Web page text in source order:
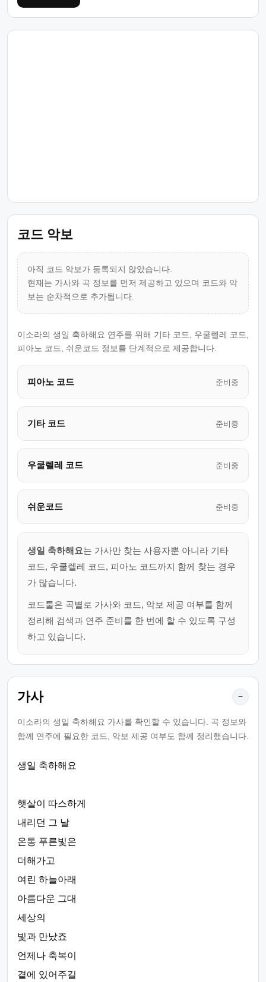
코드 악보
아직 코드 악보가 등록되지 않았습니다.
현재는 가사와 곡 정보를 먼저 제공하고 있으며 코드와 악
보는 순차적으로 추가됩니다.
이소라의 생일 축하해요 연주를 위해 기타 코드, 우쿨렐레 코드,
피아노 코드, 쉬운코드 정보를 단계적으로 제공합니다.
피아노 코드 준비중
기타 코드 준비중
우쿨렐레 코드 준비중
쉬운코드 준비중
생일 축하해요는 가사만 찾는 사용자뿐 아니라 기타
코드, 우쿨렐레 코드, 피아노 코드까지 함께 찾는 경우
가 많습니다.
코드툴은 곡별로 가사와 코드, 악보 제공 여부를 함께
정리해 검색과 연주 준비를 한 번에 할 수 있도록 구성
하고 있습니다.
가사 −
이소라의 생일 축하해요 가사를 확인할 수 있습니다. 곡 정보와
함께 연주에 필요한 코드, 악보 제공 여부도 함께 정리했습니다.
생일 축하해요
햇살이 따스하게
내리던 그 날
온통 푸른빛은
더해가고
여린 하늘아래
아름다운 그대
세상의
빛과 만났죠
언제나 축복이
곁에 있어주길